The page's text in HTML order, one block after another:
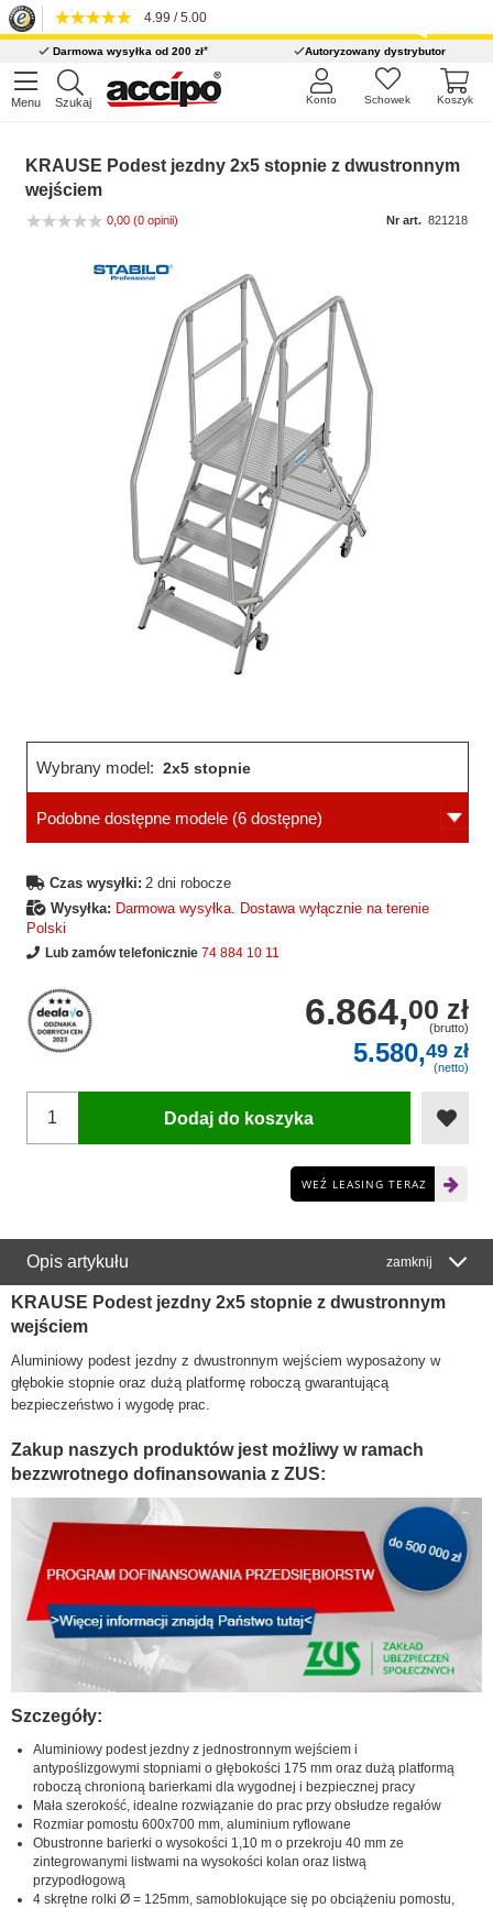
4.99 / 5.00
Darmowa wysyłka od 200 zł* Autoryzowany dystrybutor
Menu Szukaj Koszyk
Schowek
Konto
KRAUSE Podest jezdny 2x5 stopnie z dwustronnym
wejściem
0,00 (0 opinii) Nr art. 821218
Wybrany model: 2x5 stopnie
Podobne dostępne modele (6 dostępne)
Czas wysyłki: 2 dni robocze
Wysyłka: Darmowa wysyłka. Dostawa wyłącznie na terenie
Polski
Lub zamów telefonicznie 74 884 10 11
6.864,00 zł
(brutto)
5.580,49 zł
(netto)
Dodaj do koszyka
WEŹ LEASING TERAZ
Opis artykułu zamknij
KRAUSE Podest jezdny 2x5 stopnie z dwustronnym
wejściem
Aluminiowy podest jezdny z dwustronnym wejściem wyposażony w
głębokie stopnie oraz dużą platformę roboczą gwarantującą
bezpieczeństwo i wygodę prac.
Zakup naszych produktów jest możliwy w ramach
bezzwrotnego dofinansowania z ZUS:
Szczegóły:
Aluminiowy podest jezdny z jednostronnym wejściem i
antypoślizgowymi stopniami o głębokości 175 mm oraz dużą platformą
roboczą chronioną barierkami dla wygodnej i bezpiecznej pracy
Mała szerokość, idealne rozwiązanie do prac przy obsłudze regałów
Rozmiar pomostu 600x700 mm, aluminium ryflowane
Obustronne barierki o wysokości 1,10 m o przekroju 40 mm ze
zintegrowanymi listwami na wysokości kolan oraz listwą
przypodłogową
4 skrętne rolki Ø = 125mm, samoblokujące się po obciążeniu pomostu,